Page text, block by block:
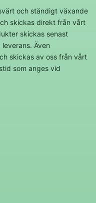
och ständigt växande
skickas direkt från vårt
skickas senast
Även
skickas av oss från vårt
som anges vid